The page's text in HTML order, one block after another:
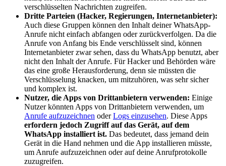
verschlüsselten Nachrichten zugreifen.
Dritte Parteien (Hacker, Regierungen, Internetanbieter):
Auch diese Gruppen können den Inhalt deiner WhatsApp-
Anrufe nicht einfach abfangen oder zurückverfolgen. Da die
Anrufe von Anfang bis Ende verschlüsselt sind, können
Internetanbieter zwar sehen, dass du WhatsApp benutzt, aber
nicht den Inhalt der Anrufe. Für Hacker und Behörden wäre
das eine große Herausforderung, denn sie müssten die
Verschlüsselung knacken, um mitzuhören, was sehr sicher
und komplex ist.
Nutzer, die Apps von Drittanbietern verwenden: Einige
Nutzer könnten Apps von Drittanbietern verwenden, um
Anrufe aufzuzeichnen oderLogs einzusehen. Diese Apps
erfordern jedoch Zugriff auf das Gerät, auf dem
WhatsApp installiert ist. Das bedeutet, dass jemand dein
Gerät in die Hand nehmen und die App installieren müsste,
um Anrufe aufzuzeichnen oder auf deine Anrufprotokolle
zuzugreifen.